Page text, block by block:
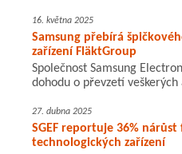
16. května 2025
Samsung přebírá
zařízení FläktGroup
Společnost Samsung
dohodu o převzetí
27. dubna 2025
SGEF reportuje 36%
technologických zařízení